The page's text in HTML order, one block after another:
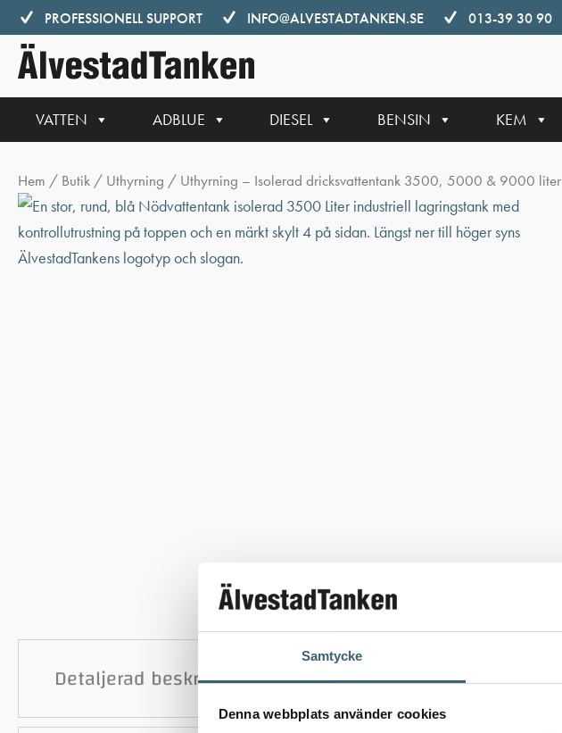
Samtycke
Denna webbplats använder cookies
Hoppa
till
innehåll
PROFESSIONELL SUPPORT INFO@ALVESTADTANKEN.SE 013-39 30 90
VATTEN ADBLUE DIESEL BENSIN KEM
Hem / Butik / Uthyrning / Uthyrning – Isolerad dricksvattentank 3500, 5000 & 9000 liter
Detaljerad beskrivning